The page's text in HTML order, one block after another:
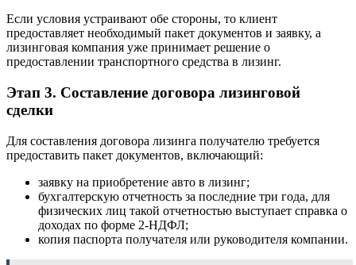
Если условия устраивают обе стороны, то клиент
предоставляет необходимый пакет документов и заявку, а
лизинговая компания уже принимает решение о
предоставлении транспортного средства в лизинг.
Этап 3. Составление договора лизинговой
сделки
Для составления договора лизинга получателю требуется
предоставить пакет документов, включающий:
заявку на приобретение авто в лизинг;
бухгалтерскую отчетность за последние три года, для
физических лиц такой отчетностью выступает справка о
доходах по форме 2-НДФЛ;
копия паспорта получателя или руководителя компании.